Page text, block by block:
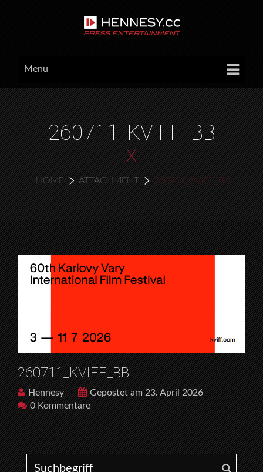
Menu
260711_KVIFF_BB
X
HOME ATTACHMENT 260711_KVIFF_BB
260711_KVIFF_BB
Hennesy
Gepostet am 23. April 2026
0 Kommentare
Search for: